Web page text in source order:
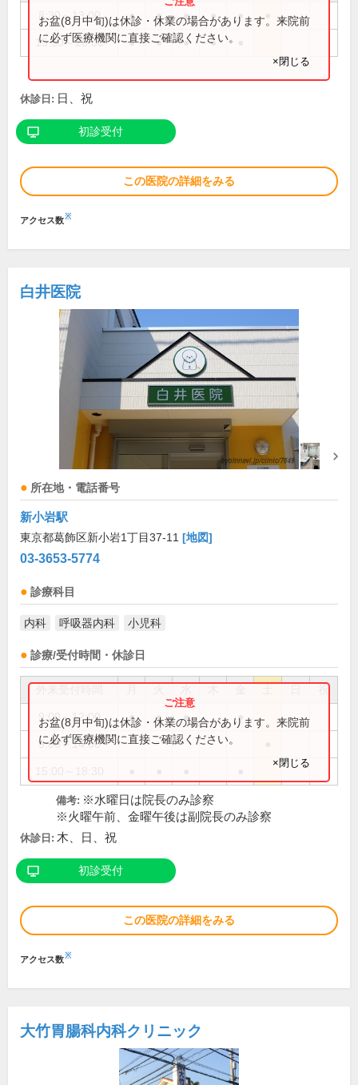
8:30～13:00 ● ● ● ● ●
15:30～20:00 ● ● ● ●
お盆(8月中旬)は休診・休業の場合があります。来院前
に必ず医療機関に直接ご確認ください。
×閉じる
休診日: 日、祝
初診受付
この医院の詳細をみる
アクセス数※
白井医院
所在地・電話番号
新小岩駅
東京都葛飾区新小岩1丁目37-11 [地図]
03-3653-5774
診療科目
内科 呼吸器内科 小児科
診療/受付時間・休診日
祝
9:00～12:00 ● ● ● ●
9:00～14:00
お盆(8月中旬)は休診・休業の場合があります。来院前
に必ず医療機関に直接ご確認ください。
×閉じる
備考: ※水曜日は院長のみ診察
※火曜午前、金曜午後は副院長のみ診察
休診日: 木、日、祝
初診受付
この医院の詳細をみる
アクセス数※
大竹胃腸科内科クリニック